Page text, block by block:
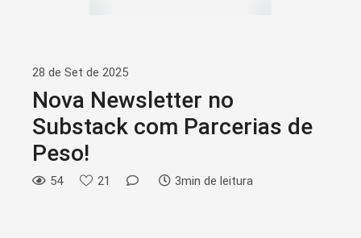
28 de Set de 2025
Nova Newsletter no
Substack com Parcerias de
Peso!
54 21 3min de leitura